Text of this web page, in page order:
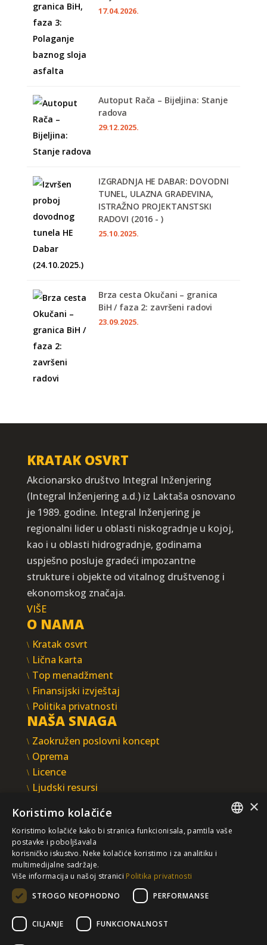
17.04.2026.
Autoput Rača – Bijeljina: Stanje
radova
29.12.2025.
IZGRADNJA HE DABAR: DOVODNI
TUNEL, ULAZNA GRAĐEVINA,
ISTRAŽNO PROJEKTANSTSKI
RADOVI (2016 - )
25.10.2025.
Brza cesta Okučani – granica
BiH / faza 2: završeni radovi
23.09.2025.
KRATAK OSVRT
Akcionarsko društvo Integral Inženjering
(Integral Inženjering a.d.) iz Laktaša osnovano
je 1989. godine. Integral Inženjering je
regionalni lider u oblasti niskogradnje u kojoj,
kao i u oblasti hidrogradnje, godinama
uspješno posluje gradeći impozantne
strukture i objekte od vitalnog društvenog i
ekonomskog značaja.
VIŠE
O NAMA
Kratak osvrt
Lična karta
Top menadžment
Finansijski izvještaj
Politika privatnosti
NAŠA SNAGA
Zaokružen poslovni koncept
Oprema
Licence
Ljudski resursi
INTEGRAL INŽENJERING A.D.
Omladinska 44, 78250 Laktaši
+387 (0)51 337 401
+387 (0)51 337 491
iicbl@integragrupa.com
www.integral.ba
Sadržaj ovog sajta služi za istovremeno informisanje
×
Koristimo kolačiće
Koristimo kolačiće kako bi stranica funkcionisala, pamtila vaše
postavke i poboljšavala
korisničko iskustvo. Neke kolačiće koristimo i za analitiku i
multimedijalne sadržaje.
Više informacija u našoj stranici Politika privatnosti
STROGO NEOPHODNO
PERFORMANSE
CILJANJE FUNKCIONALNOST